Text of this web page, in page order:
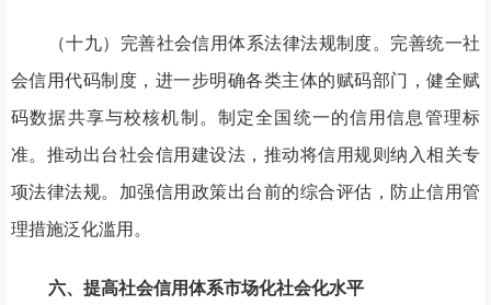
（十九）完善社会信用体系法律法规制度。完善统一社
会信用代码制度，进一步明确各类主体的赋码部门，健全赋
码数据共享与校核机制。制定全国统一的信用信息管理标
准。推动出台社会信用建设法，推动将信用规则纳入相关专
项法律法规。加强信用政策出台前的综合评估，防止信用管
理措施泛化滥用。
六、提高社会信用体系市场化社会化水平